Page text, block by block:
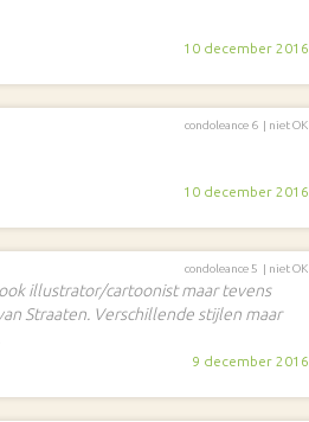
10 december 2016
10 december 2016
condoleance 6 |niet OK
illustrator/cartoonist maar tevens
Straaten. Verschillende stijlen maar
9 december 2016
condoleance 5 |niet OK